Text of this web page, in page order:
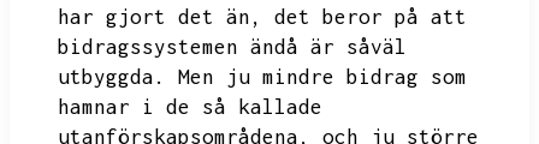
har gjort det än,
det beror på att
bidragssystemen ändå är såväl
utbyggda.
Men ju mindre bidrag som
hamnar i de så kallade
utanförskapsområdena,
och ju större